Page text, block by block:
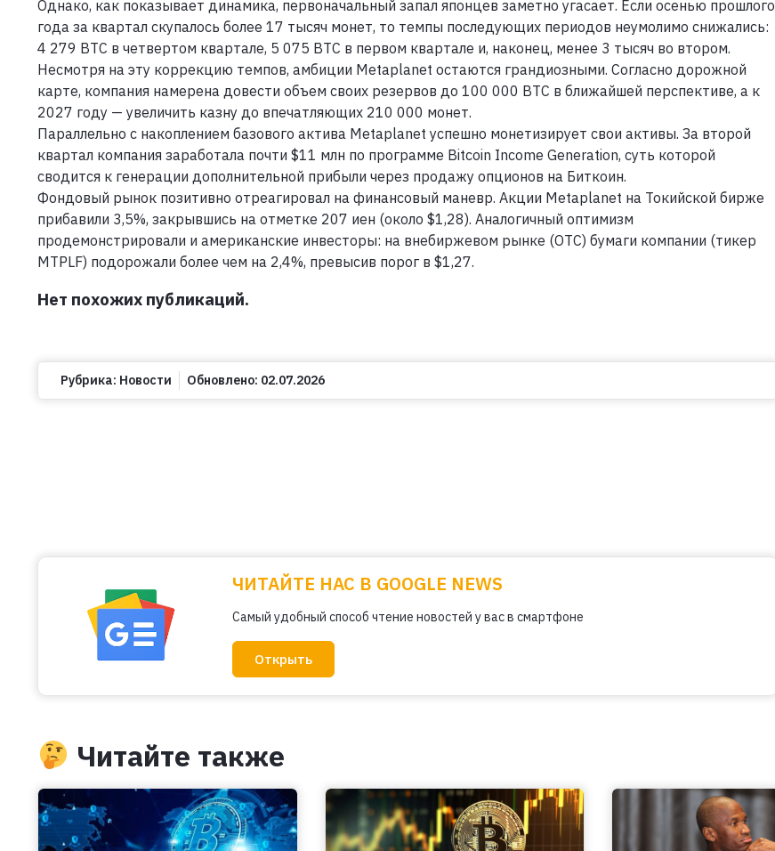
Однако, как показывает динамика, первоначальный запал японцев заметно угасает. Если осенью прошлого
года за квартал скупалось более 17 тысяч монет, то темпы последующих периодов неумолимо снижались:
4 279 BTC в четвертом квартале, 5 075 BTC в первом квартале и, наконец, менее 3 тысяч во втором.
Несмотря на эту коррекцию темпов, амбиции Metaplanet остаются грандиозными. Согласно дорожной
карте, компания намерена довести объем своих резервов до 100 000 BTC в ближайшей перспективе, а к
2027 году — увеличить казну до впечатляющих 210 000 монет.
Параллельно с накоплением базового актива Metaplanet успешно монетизирует свои активы. За второй
квартал компания заработала почти $11 млн по программе Bitcoin Income Generation, суть которой
сводится к генерации дополнительной прибыли через продажу опционов на Биткоин.
Фондовый рынок позитивно отреагировал на финансовый маневр. Акции Metaplanet на Токийской бирже
прибавили 3,5%, закрывшись на отметке 207 иен (около $1,28). Аналогичный оптимизм
продемонстрировали и американские инвесторы: на внебиржевом рынке (OTC) бумаги компании (тикер
MTPLF) подорожали более чем на 2,4%, превысив порог в $1,27.
Нет похожих публикаций.
Рубрика: Новости Обновлено: 02.07.2026
ЧИТАЙТЕ НАС В GOOGLE NEWS
Самый удобный способ чтение новостей у вас в смартфоне
Открыть
Читайте также